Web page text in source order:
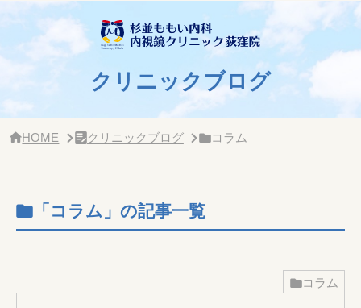
クリニックブログ
HOME クリニックブログ コラム
「コラム」の記事一覧
コラム